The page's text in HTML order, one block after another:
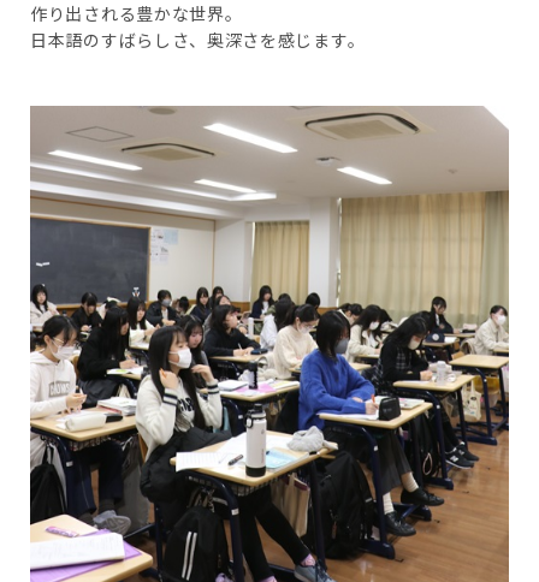
作り出される豊かな世界。
日本語のすばらしさ、奥深さを感じます。